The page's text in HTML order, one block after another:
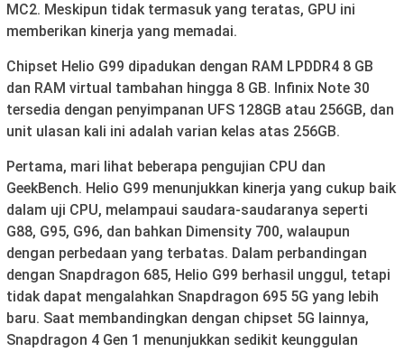
MC2. Meskipun tidak termasuk yang teratas, GPU ini
memberikan kinerja yang memadai.
Chipset Helio G99 dipadukan dengan RAM LPDDR4 8 GB
dan RAM virtual tambahan hingga 8 GB. Infinix Note 30
tersedia dengan penyimpanan UFS 128GB atau 256GB, dan
unit ulasan kali ini adalah varian kelas atas 256GB.
Pertama, mari lihat beberapa pengujian CPU dan
GeekBench. Helio G99 menunjukkan kinerja yang cukup baik
dalam uji CPU, melampaui saudara-saudaranya seperti
G88, G95, G96, dan bahkan Dimensity 700, walaupun
dengan perbedaan yang terbatas. Dalam perbandingan
dengan Snapdragon 685, Helio G99 berhasil unggul, tetapi
tidak dapat mengalahkan Snapdragon 695 5G yang lebih
baru. Saat membandingkan dengan chipset 5G lainnya,
Snapdragon 4 Gen 1 menunjukkan sedikit keunggulan